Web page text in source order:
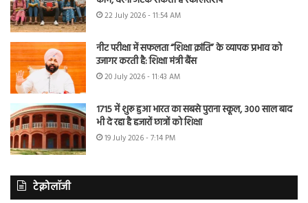
22 July 2026 - 11:54 AM
नीट परीक्षा में सफलता “शिक्षा क्रांति” के व्यापक प्रभाव को
उजागर करती है: शिक्षा मंत्री बैंस
20 July 2026 - 11:43 AM
1715 में शुरू हुआ भारत का सबसे पुराना स्कूल, 300 साल बाद
भी दे रहा है हजारों छात्रों को शिक्षा
19 July 2026 - 7:14 PM
टेक्नोलॉजी